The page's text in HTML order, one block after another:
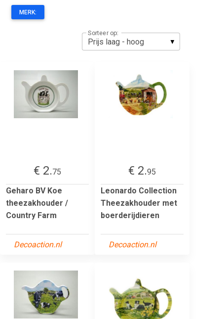
MERK:
Sorteer op:
€ 2.75
Geharo BV Koe
theezakhouder /
Country Farm
Decoaction.nl
€ 2.95
Leonardo Collection
Theezakhouder met
boerderijdieren
Decoaction.nl